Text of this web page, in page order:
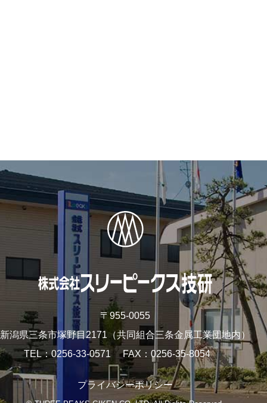
〒955-0055
新潟県三条市塚野目2171（共同組合三条金属工業団地内）
TEL
0256-33-0571 FAX 0256-35-8054
プライバシーポリシー